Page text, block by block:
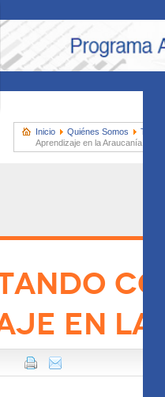
Inicio Quiénes Somos
Aprendizaje en la Araucanía
EN LA